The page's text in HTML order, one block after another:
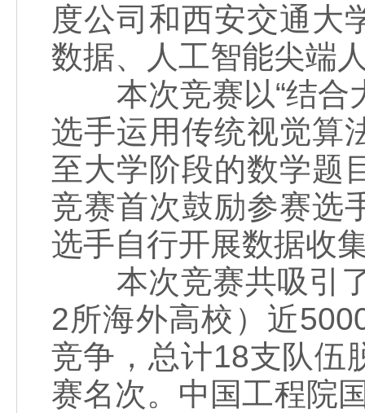
度公司和西安交通大
数据、人工智能尖端
本次竞赛以“结合大
选手运用传统视觉算
至大学阶段的数学题
竞赛首次鼓励参赛选
选手自行开展数据收
本次竞赛共吸引了
2所海外高校）近
竞争，总计18支队伍
赛名次。中国工程院